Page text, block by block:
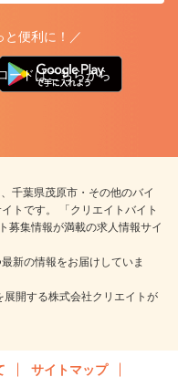
と便利に！／
ードはこちらから
千葉県茂原市・その他のバイ
トです。 「クリエイトバイト
募集情報が満載の求人情報サイ
新の情報をお届けしていま
開する株式会社クリエイトが
サイトマップ